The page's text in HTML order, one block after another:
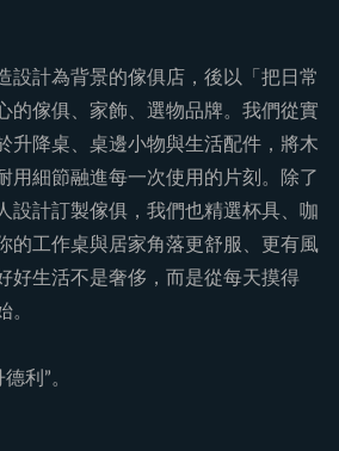
設計為背景的傢俱店，後以「把日常
的傢俱、家飾、選物品牌。我們從實
升降桌、桌邊小物與生活配件，將木
用細節融進每一次使用的片刻。除了
設計訂製傢俱，我們也精選杯具、咖
的工作桌與居家角落更舒服、更有風
好生活不是奢侈，而是從每天摸得
。
利”。